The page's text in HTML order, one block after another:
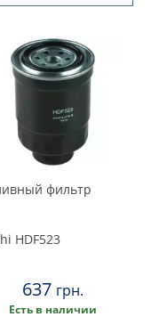
фильтр
HDF523
637 грн.
Есть в наличии